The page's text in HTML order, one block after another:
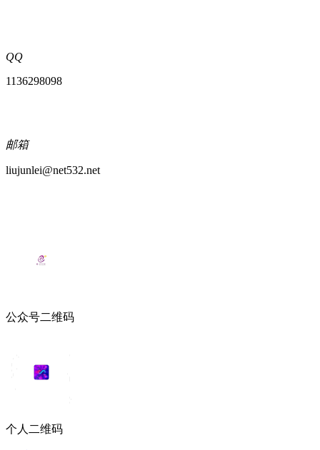
QQ
1136298098
邮箱
liujunlei@net532.net
公众号二维码
个人二维码